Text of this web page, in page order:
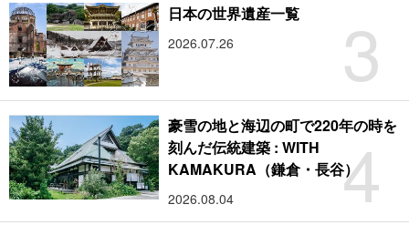
3
日本の世界遺産一覧
2026.07.26
4
豪雪の地と海辺の町で220年の時を
刻んだ伝統建築 : WITH
KAMAKURA（鎌倉・長谷）
2026.08.04